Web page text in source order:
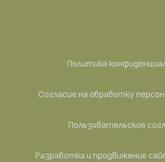
Политика
Согласие на обработку
Пользовательское
Разработка и продвижение